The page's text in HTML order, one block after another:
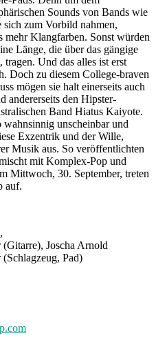
Sounds von Bands wie
sich zum Vorbild nahmen,
mehr Klangfarben. Sonst würden
Länge, die über das gängige
Und das alles ist erst
Doch zu diesem College-braven
mögen sie halt einerseits auch
andererseits den Hipster-
Band Hiatus Kaiyote.
unscheinbar und
Exzentrik und der Wille,
Musik aus. So veröffentlichten
mit Komplex-Pop und
Mittwoch, 30. September, treten
auf.
(Gitarre), Joscha Arnold
Pad)